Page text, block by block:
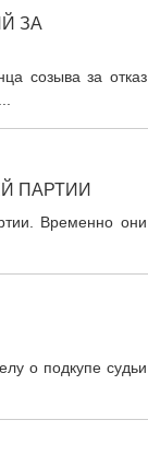
ЗА
созыва за отказ
ПАРТИИ
Временно они
о подкупе судьи